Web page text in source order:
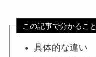
この記事で分かること
具体的な違い